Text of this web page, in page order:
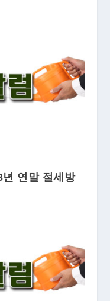
연말 절세방